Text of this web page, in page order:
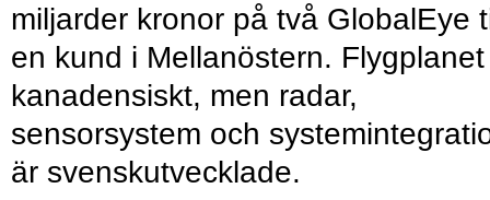
miljarder kronor på två GlobalEye
en kund i Mellanöstern.
kanadensiskt, men radar,
sensorsystem och
är svenskutvecklade.